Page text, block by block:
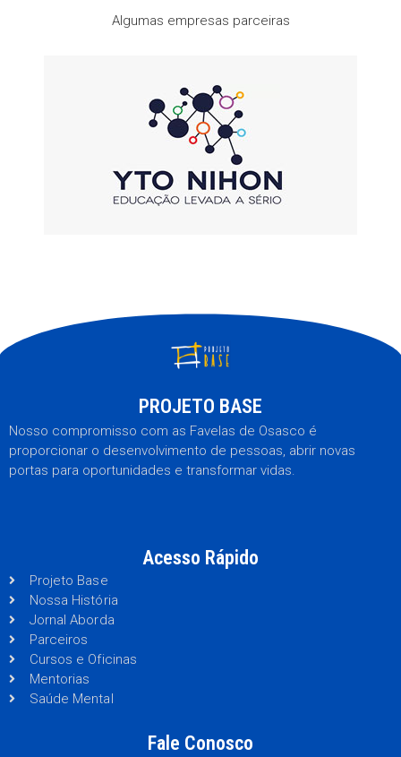
Algumas empresas parceiras
PROJETO BASE
Nosso compromisso com as Favelas de Osasco é
proporcionar o desenvolvimento de pessoas, abrir novas
portas para oportunidades e transformar vidas.
Acesso Rápido
Projeto Base
Nossa História
Jornal Aborda
Parceiros
Cursos e Oficinas
Mentorias
Saúde Mental
Fale Conosco